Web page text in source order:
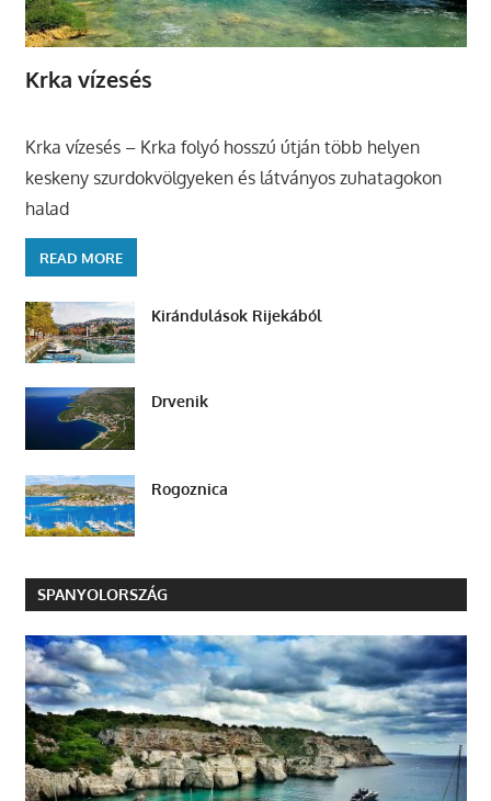
Krka vízesés
Krka vízesés – Krka folyó hosszú útján több helyen
keskeny szurdokvölgyeken és látványos zuhatagokon
halad
READ MORE
Kirándulások Rijekából
Drvenik
Rogoznica
SPANYOLORSZÁG